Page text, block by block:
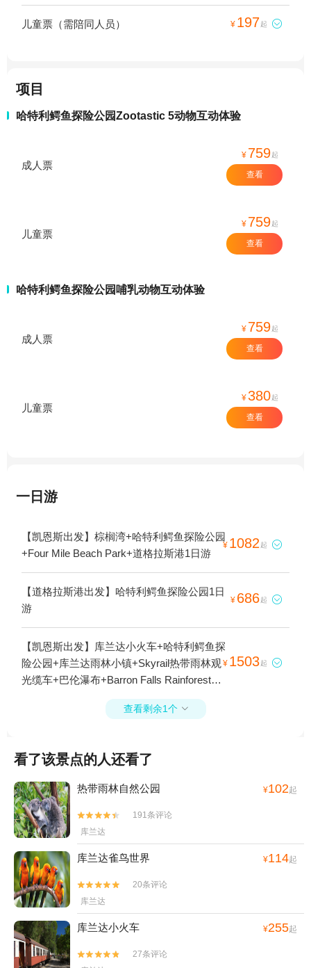
儿童票（需陪同人员） ¥ 197起 
项目
哈特利鳄鱼探险公园Zootastic 5动物互动体验
成人票
¥ 759起
查看
儿童票
¥ 759起
查看
哈特利鳄鱼探险公园哺乳动物互动体验
成人票
¥ 759起
查看
儿童票
¥380起
查看
一日游
【凯恩斯出发】棕榈湾+哈特利鳄鱼探险公园
+Four Mile Beach Park+道格拉斯港1日游
¥ 1082 起 
【道格拉斯港出发】哈特利鳄鱼探险公园1日
游
¥ 686起 
【凯恩斯出发】库兰达小火车+哈特利鳄鱼探
险公园+库兰达雨林小镇+Skyrail热带雨林观
光缆车+巴伦瀑布+Barron Falls Rainforest
Canopy Walk and Lookout+Barron Falls Train
Station and Lookout+Red Peak1日游
¥ 1503起 
查看剩余1个 
看了该景点的人还看了
热带雨林自然公园 ¥102起


191条评论
库兰达
库兰达雀鸟世界 ¥114起


20条评论
库兰达
库兰达小火车 ¥255起


27条评论